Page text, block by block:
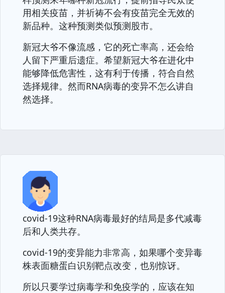
用相关疫苗，并祈祷不会有疫苗完全无效的
新品种。这种预测类似预测股市。
新冠大爷不像流感，它的死亡率高，还会给
人留下严重后遗症。希望新冠大爷在进化中
能够降低危害性，这有利于传播，符合自然
选择规律。然而RNA病毒的变异不怎么讲自
然选择。
covid-19这种RNA病毒最好的结局是多代减毒
后和人类共存。
covid-19的变异能力非常高，如果哪个变异毒
株表面糖蛋白识别靶点改变，也别惊讶。
所以只要学过病毒学和免疫学的，应该在知